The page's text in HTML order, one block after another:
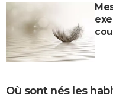
Où sont nés les